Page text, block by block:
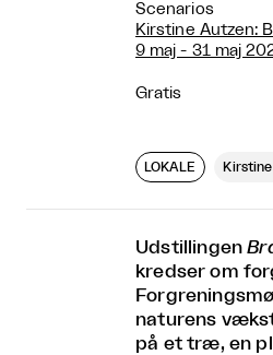
Scenarios
Kirstine Autzen:
9 maj - 31 maj
Gratis
LOKALE
Udstillingen
kredser om
naturens
på et træ, en